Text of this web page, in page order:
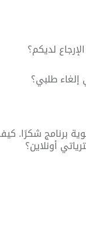
لديكم؟
طلبي؟
برنامج شكرًا.
أونلاين؟